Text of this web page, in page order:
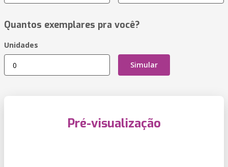
Quantos exemplares pra você?
Unidades
Simular
Pré-visualização